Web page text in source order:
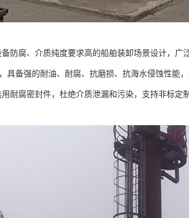
防腐、介质纯度要求高的船舶装卸场景设计，广
具备强的耐油、耐腐、抗磨损、抗海水侵蚀性能
耐腐密封件，杜绝介质泄漏和污染，支持非标定